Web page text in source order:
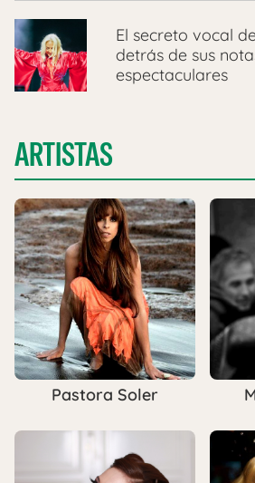
El secreto vocal
detrás de sus
espectaculares
ARTISTAS
Pastora Soler